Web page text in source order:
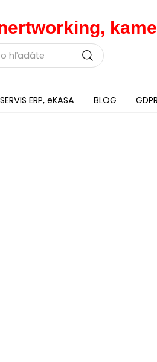
SERVIS ERP, eKASA BLOG GDPR